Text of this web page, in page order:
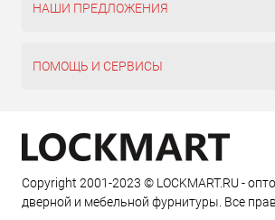
НАШИ ПРЕДЛОЖЕНИЯ
ПОМОЩЬ И СЕРВИСЫ
Copyright 2001-2023 © LOCKMART.RU -
дверной и мебельной фурнитуры. Все